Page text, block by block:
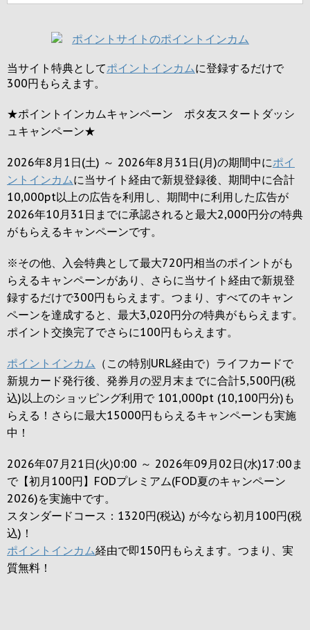
当サイト特典としてポイントインカムに登録するだけで
300円 もらえます。
★ポイントインカムキャンペーン ポタ友スタートダッシ
ュキャンペーン★
2026年8月1日(土) ～ 2026年8月31日(月)の期間中にポイ
ントインカムに当サイト経由で新規登録後、期間中に合計
10,000pt以上の広告を利用し、期間中に利用した広告が
2026年10月31日までに承認されると最大2,000円分の特典
がもらえるキャンペーンです。
※その他、入会特典として最大720円相当のポイントがも
らえるキャンペーンがあり、さらに当サイト経由で新規登
録するだけで300円 もらえます。つまり、すべてのキャン
ペーンを達成すると、最大3,020円分の特典がもらえます。
ポイント交換完了でさらに100円 もらえます。
ポイントインカム （この特別URL経由で）ライフカードで
新規カード発行後、発券月の翌月末までに合計5,500円(税
込)以上のショッピング利用で 101,000pt (10,100円分)も
らえる！さらに最大15000円もらえるキャンペーンも実施
中！
2026年07月21日(火)0:00 ～ 2026年09月02日(水)17:00ま
で【初月100円】FODプレミアム(FOD夏のキャンペーン
2026)を実施中です。
スタンダードコース：1320円(税込) が今なら初月100円(税
込)！
ポイントインカム経由で即150円もらえます。つまり、実
質無料！